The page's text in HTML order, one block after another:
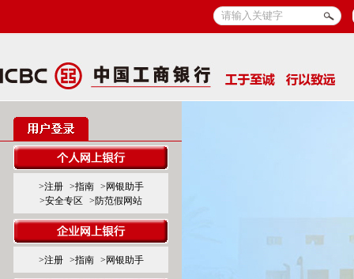
>注册 >指南
>网银助手
>安全专区
>防范假网站
>注册 >指南 >网银助手